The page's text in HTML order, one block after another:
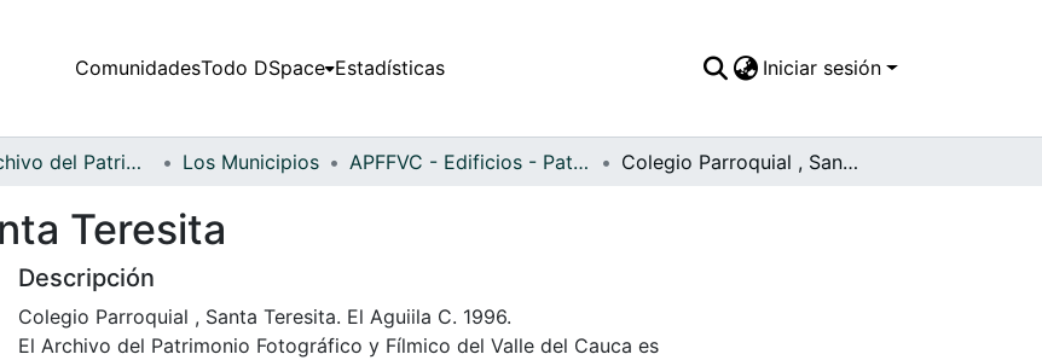
ComunidadesTodo DSpace Estadísticas Iniciar sesión
Fondo Archivo del Patrimonio Fotográfico y Fílmico del Valle del Cauca Los Municipios APFFVC - Edificios - Patrimonial Colegio Parroquial , Santa Teresita
Teresita
Descripción
Colegio Parroquial , Santa Teresita. El Aguiila C. 1996.
El Archivo del Patrimonio Fotográfico y Fílmico del Valle del Cauca es